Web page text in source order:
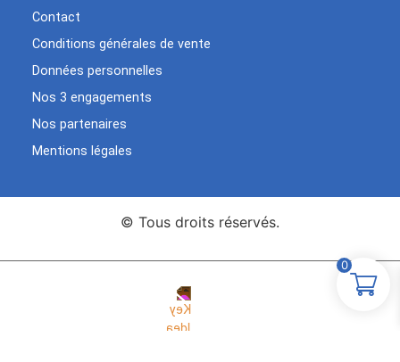
Contact
Conditions générales de vente
Données personnelles
Nos 3 engagements
Nos partenaires
Mentions légales
© Tous droits réservés.
0